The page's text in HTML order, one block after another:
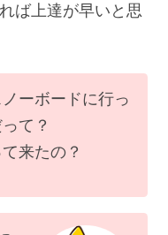
ば上達が早いと思
ーボードに行っ
て？
来たの？